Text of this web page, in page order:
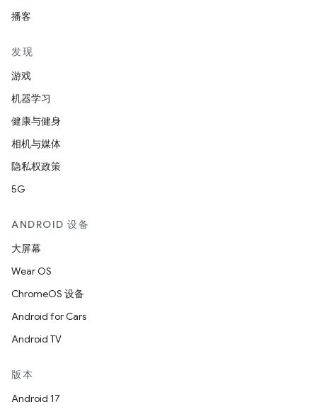
播客
发现
游戏
机器学习
健康与健身
相机与媒体
隐私权政策
5G
ANDROID 设备
大屏幕
Wear OS
ChromeOS 设备
Android for Cars
Android TV
版本
Android 17